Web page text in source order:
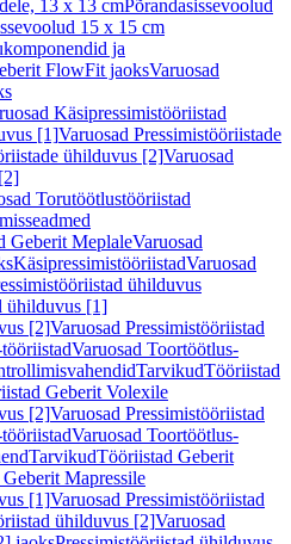
13 x 13 cmPõrandasissevoolud
15 x 15 cm
ja
FlowFit jaoksVaruosad
Käsipressimistööriistad
[1]Varuosad Pressimistööriistade
ühilduvus [2]Varuosad
Torutöötlustööriistad
Geberit MeplaleVaruosad
KäsipressimistööriistadVaruosad
ühilduvus
ühilduvus [1]
[2]Varuosad Pressimistööriistad
Varuosad Toortöötlus-
TarvikudTööriistad
Geberit Volexile
[2]Varuosad Pressimistööriistad
Varuosad Toortöötlus-
TarvikudTööriistad Geberit
Mapressile
[1]Varuosad Pressimistööriistad
ühilduvus [2]Varuosad